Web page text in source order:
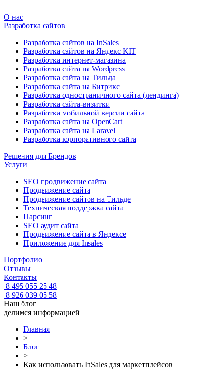
О нас
Разработка сайтов
Разработка сайтов на InSales
Разработка сайтов на Яндекс KIT
Разработка интернет-магазина
Разработка сайта на Wordpress
Разработка сайта на Тильда
Разработка сайта на Битрикс
Разработка одностраничного сайта (лендинга)
Разработка сайта-визитки
Разработка мобильной версии сайта
Разработка сайта на OpenCart
Разработка сайта на Laravel
Разработка корпоративного сайта
Решения для Брендов
Услуги
SEO продвижение сайта
Продвижение сайта
Продвижение сайтов на Тильде
Техническая поддержка сайта
Парсинг
SEO аудит сайта
Продвижение сайта в Яндексе
Приложение для Insales
Портфолио
Отзывы
Контакты
8 495 055 25 48
8 926 039 05 58
Наш блог
делимся информацией
Главная
>
Блог
>
Как использовать InSales для маркетплейсов